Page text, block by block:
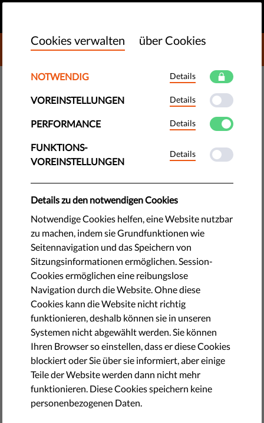
DONATE TO LIBERTIES
TECHNOLOGIE & RECHTE
MeAndMyRights: Das Recht auf
Privatsphäre braucht mehr
Öffentlichkeit.
Die Regierungen sagen uns, dass wir uns vor der
Massenüberwachung nicht zu fürchten brauchen, wenn wir
und hinterhältige Argument so schlagkräftig? Wie können wir
es widerlegen?
by Israel Butler
Dezember 01, 2017
Eines Tages in diesem Sommer kam ich nach Hause und
stellte fest, dass meine Freundin ihren Laptop offen
gelassen hatte. Sie hält mich für vertrauenswürdig und
kümmert sich nicht besonders um ihre Privatsphäre. Sie
bleibt auf vielen Webseiten, die sie benutzt, dauerhaft
angemeldet. Dinge wie Facebook, Gmail, LinkedIn, ihr
Abonnement der New York Times, ihr Amazon-Konto, ihr
Konto bei der örtlichen Bibliothek, ihr Spotify-Konto und
Cookies verwalten über Cookies
NOTWENDIG Details
VOREINSTELLUNGEN Details
PERFORMANCE Details
FUNKTIONS-
VOREINSTELLUNGEN
Details
Details zu den notwendigen Cookies
Notwendige Cookies helfen, eine Website nutzbar
zu machen, indem sie Grundfunktionen wie
Seitennavigation und das Speichern von
Sitzungsinformationen ermöglichen. Session-
Cookies ermöglichen eine reibungslose
Navigation durch die Website. Ohne diese
Cookies kann die Website nicht richtig
funktionieren, deshalb können sie in unseren
Systemen nicht abgewählt werden. Sie können
Ihren Browser so einstellen, dass er diese Cookies
blockiert oder Sie über sie informiert, aber einige
Teile der Website werden dann nicht mehr
funktionieren. Diese Cookies speichern keine
personenbezogenen Daten.